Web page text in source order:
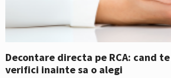
Decontare directa pe RCA: cand
verifici inainte sa o alegi